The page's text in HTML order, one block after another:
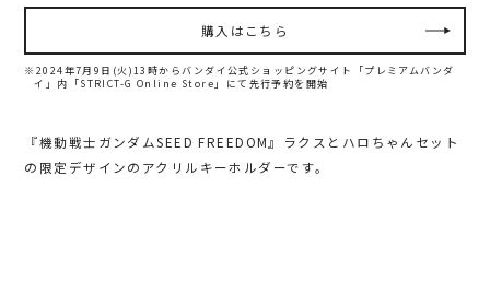
購入はこちら
※2024年7月9日(火)13時からバンダイ公式ショッピングサイト「プレミアムバンダ
イ」内
「STRICT-G Online Store」にて先行予約を開始
『機動戦士ガンダムSEED FREEDOM』ラクスとハロちゃんセット
の限定デザインのアクリルキーホルダーです。